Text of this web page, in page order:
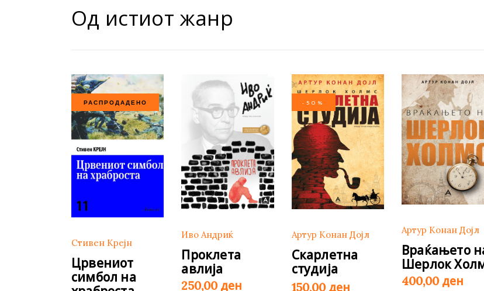
Од истиот жанр
РАСПРОДАДЕНО
Стивен Крејн
Црвениот
симбол на
Иво Андриќ
Проклета
авлија
250,00 ден
-50%
Артур Конан Дојл
Скарлетна
студија
Original
150,00 ден
Current
Артур Конан Дојл
Враќањето
Шерлок
400,00 ден